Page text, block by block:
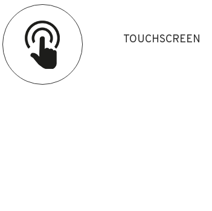
TOUCHSCREEN